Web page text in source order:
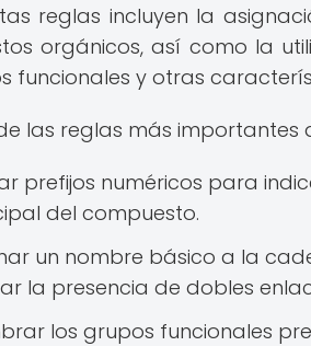
reglas incluyen la
orgánicos, así como la
funcionales y otras
las reglas más
prefijos numéricos para
del compuesto.
un nombre básico a la
la presencia de dobles
los grupos funcionales